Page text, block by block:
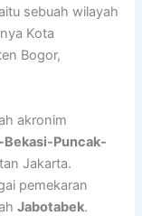
sebuah wilayah
Kota
Bogor,
akronim
Puncak-
Jakarta.
pemekaran
Jabotabek.